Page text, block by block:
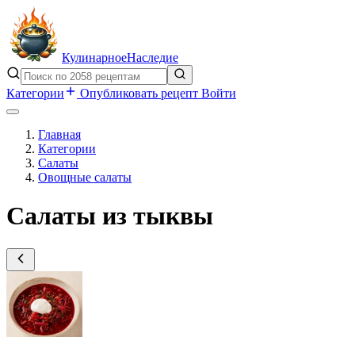
КулинарноеНаследие
Категории Опубликовать рецепт Войти
Главная
Категории
Салаты
Овощные салаты
Салаты из тыквы